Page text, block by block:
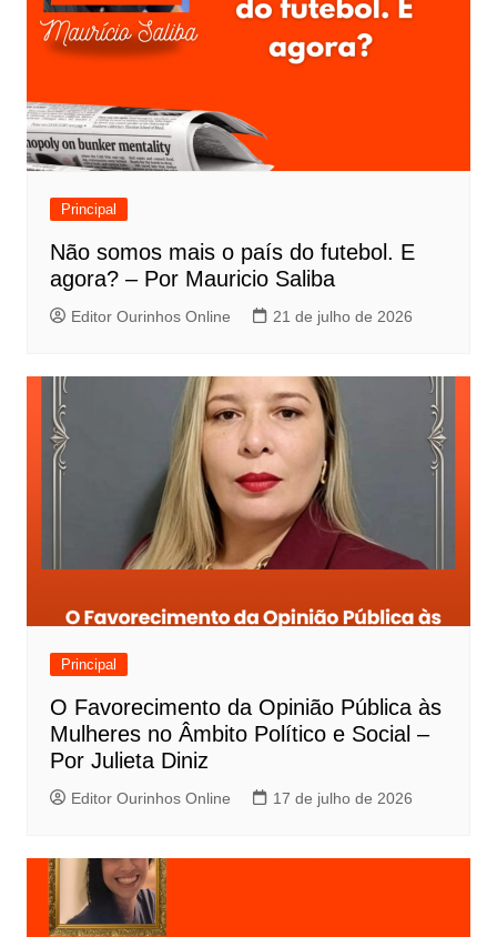
Principal
Não somos mais o país do futebol. E
agora? – Por Mauricio Saliba
Editor Ourinhos Online 21 de julho de 2026
Principal
O Favorecimento da Opinião Pública às
Mulheres no Âmbito Político e Social –
Por Julieta Diniz
Editor Ourinhos Online 17 de julho de 2026